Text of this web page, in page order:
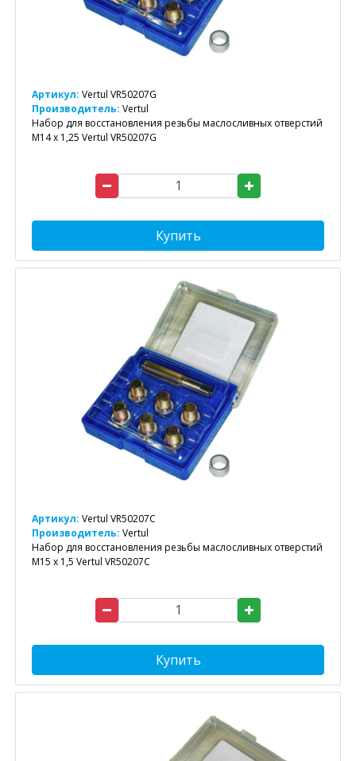
Артикул: Vertul VR50207G
Производитель: Vertul
Набор для восстановления резьбы маслосливных отверстий
M14 x 1,25 Vertul VR50207G
Купить
Артикул: Vertul VR50207C
Производитель: Vertul
Набор для восстановления резьбы маслосливных отверстий
M15 x 1,5 Vertul VR50207C
Купить